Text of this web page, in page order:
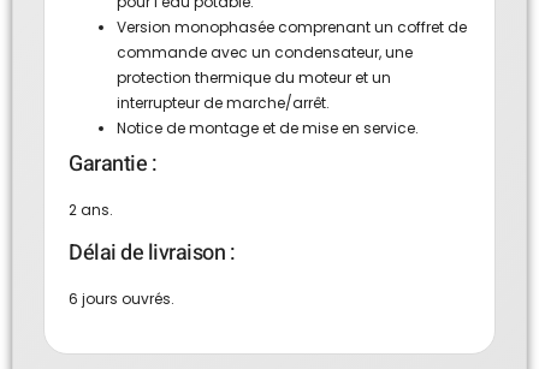
Version monophasée comprenant un coffret de
commande avec un condensateur, une
protection thermique du moteur et un
interrupteur de marche/arrêt.
Notice de montage et de mise en service.
Garantie :
2 ans.
Délai de livraison :
6 jours ouvrés.